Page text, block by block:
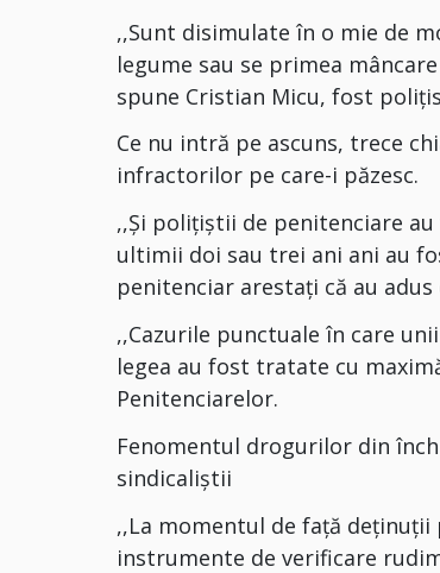
,,Sunt disimulate în o mie de
legume sau se primea
spune Cristian Micu, fost
Ce nu intră pe ascuns, trece
infractorilor pe care-i păzesc.
,,Şi poliţiştii de penitenciare
ultimii doi sau trei ani ani au
penitenciar arestaţi că au
,,Cazurile punctuale în care
legea au fost tratate cu
Penitenciarelor.
Fenomentul drogurilor din
sindicaliştii
,,La momentul de faţă
instrumente de verificare